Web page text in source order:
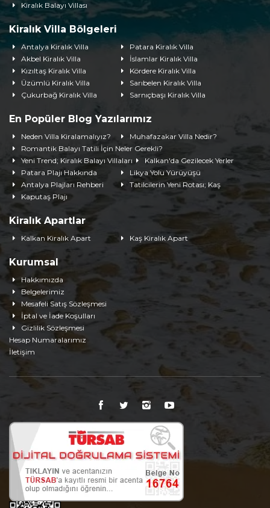
Kiralık Balayı Villası
Kiralık Villa Bölgeleri
Antalya Kiralık Villa
Patara Kiralık Villa
Akbel Kiralık Villa
İslamlar Kiralık Villa
Kızıltaş Kiralık Villa
Kördere Kiralık Villa
Üzümlü Kiralık Villa
Sarıbelen Kiralık Villa
Çukurbağ Kiralık Villa
Sarnıçbaşı Kiralık Villa
En Popüler Blog Yazılarımız
Neden Villa Kiralamalıyız?
Muhafazakar Villa Nedir?
Romantik Balayı Tatili İçin Neler Gerekli?
Yeni Trend; Kiralık Balayı Villaları
Kalkan'da Gezilecek Yerler
Patara Plajı Hakkında
Likya Yolu Yürüyüşü
Antalya Plajları Rehberi
Tatilcilerin Yeni Rotası; Kaş
Kaputaş Plajı
Kiralık Apartlar
Kalkan Kiralık Apart Kaş Kiralık Apart
Kurumsal
Hakkımızda
Belgelerimiz
Mesafeli Satış Sözleşmesi
İptal ve İade Koşulları
Gizlilik Sözleşmesi
Hesap Numaralarımız
İletişim